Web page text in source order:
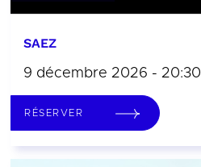
SAEZ
9 décembre 2026 - 20:30
RÉSERVER